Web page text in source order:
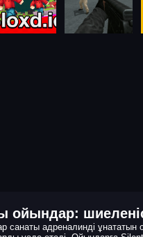
санаты адреналинді ұнататын